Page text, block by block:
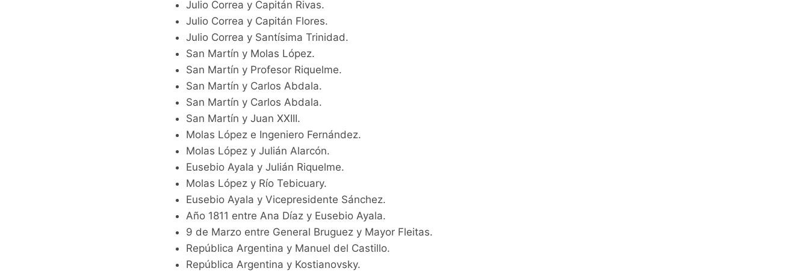
Julio Correa y Capitán Rivas.
Julio Correa y Capitán Flores.
Julio Correa y Santísima Trinidad.
San Martín y Molas López.
San Martín y Profesor Riquelme.
San Martín y Carlos Abdala.
San Martín y Carlos Abdala.
San Martín y Juan XXIII.
Molas López e Ingeniero Fernández.
Molas López y Julián Alarcón.
Eusebio Ayala y Julián Riquelme.
Molas López y Río Tebicuary.
Eusebio Ayala y Vicepresidente Sánchez.
Año 1811 entre Ana Díaz y Eusebio Ayala.
9 de Marzo entre General Bruguez y Mayor Fleitas.
República Argentina y Manuel del Castillo.
República Argentina y Kostianovsky.